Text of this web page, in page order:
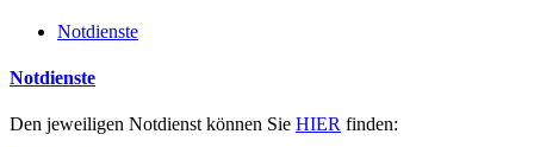
Notdienste
Notdienste
Den jeweiligen Notdienst können Sie HIER finden: